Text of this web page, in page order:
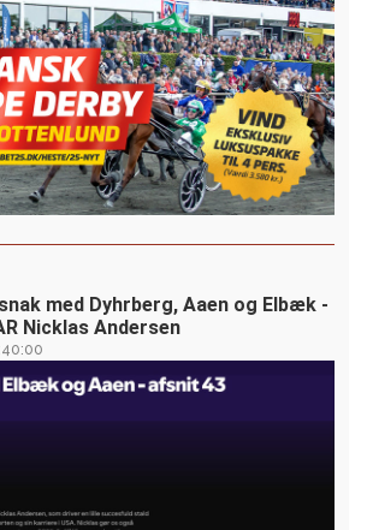
med Dyhrberg, Aaen og Elbæk -
Nicklas Andersen